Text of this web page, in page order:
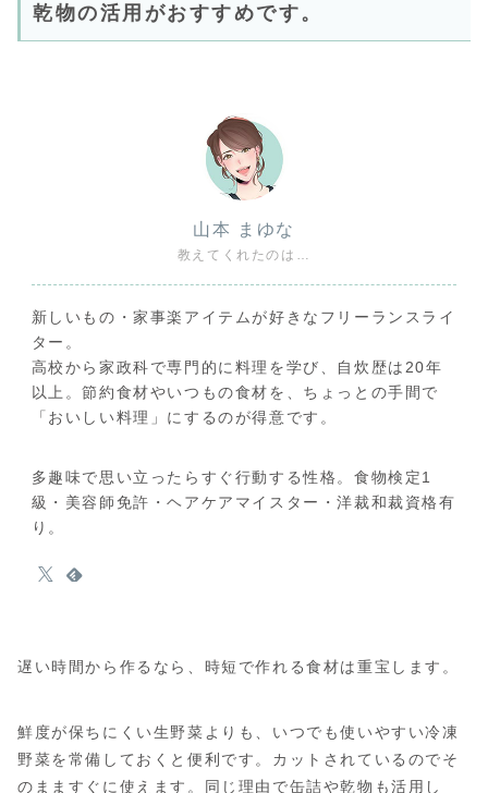
乾物の活用がおすすめです。
山本 まゆな
教えてくれたのは…
新しいもの・家事楽アイテムが好きなフリーランスライ
ター。
高校から家政科で専門的に料理を学び、自炊歴は20年
以上。節約食材やいつもの食材を、ちょっとの手間で
「おいしい料理」にするのが得意です。
多趣味で思い立ったらすぐ行動する性格。食物検定1
級・美容師免許・ヘアケアマイスター・洋裁和裁資格有
り。
遅い時間から作るなら、時短で作れる食材は重宝します。
鮮度が保ちにくい生野菜よりも、いつでも使いやすい冷凍
野菜を常備しておくと便利です。カットされているのでそ
のまますぐに使えます。同じ理由で缶詰や乾物も活用し